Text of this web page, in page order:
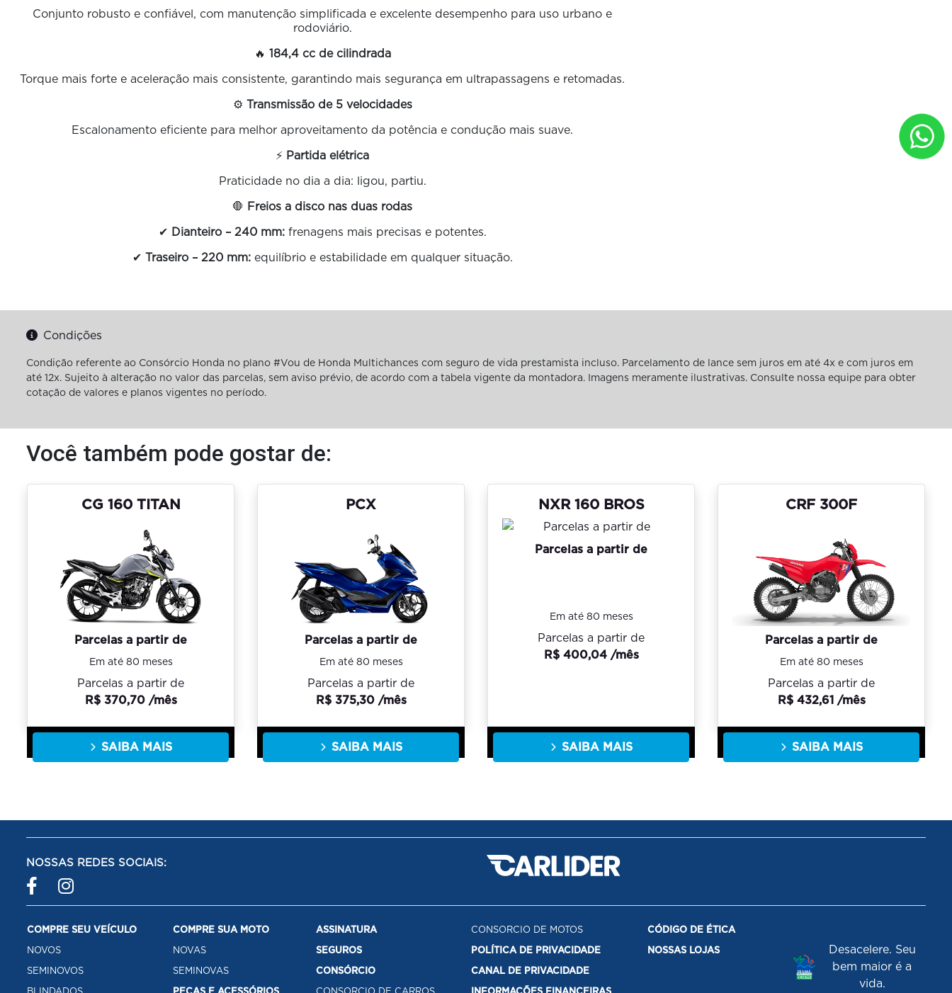
Conjunto robusto e confiável, com manutenção simplificada e excelente desempenho para uso urbano e
rodoviário.
🔥 184,4 cc de cilindrada
Torque mais forte e aceleração mais consistente, garantindo mais segurança em ultrapassagens e retomadas.
⚙️ Transmissão de 5 velocidades
Escalonamento eficiente para melhor aproveitamento da potência e condução mais suave.
⚡ Partida elétrica
Praticidade no dia a dia: ligou, partiu.
🛑 Freios a disco nas duas rodas
✔ Dianteiro – 240 mm:frenagens mais precisas e potentes.
✔ Traseiro – 220 mm:equilíbrio e estabilidade em qualquer situação.
Condições
Condição referente ao Consórcio Honda no plano #Vou de Honda Multichances com seguro de vida prestamista incluso. Parcelamento de lance sem juros em até 4x e com juros em
até 12x. Sujeito à alteração no valor das parcelas, sem aviso prévio, de acordo com a tabela vigente da montadora. Imagens meramente ilustrativas. Consulte nossa equipe para obter
cotação de valores e planos vigentes no período.
Você também pode gostar de:
CG 160 TITAN
Parcelas a partir de
Em até 80 meses
Parcelas a partir de
R$ 370,70 /mês
SAIBA MAIS
PCX
Parcelas a partir de
Em até 80 meses
Parcelas a partir de
R$ 375,30 /mês
SAIBA MAIS
NXR 160 BROS
Parcelas a partir de
Em até 80 meses
Parcelas a partir de
R$ 400,04 /mês
SAIBA MAIS
CRF 300F
Parcelas a partir de
Em até 80 meses
Parcelas a partir de
R$ 432,61 /mês
SAIBA MAIS
NOSSAS REDES SOCIAIS:
COMPRE SEU VEÍCULO
NOVOS
SEMINOVOS
COMPRE SUA MOTO
NOVAS
SEMINOVAS
ASSINATURA
SEGUROS
CONSÓRCIO
CONSORCIO DE MOTOS
POLÍTICA DE PRIVACIDADE
CANAL DE PRIVACIDADE
CÓDIGO DE ÉTICA
NOSSAS LOJAS
Desacelere. Seu
bem maior é a
vida.